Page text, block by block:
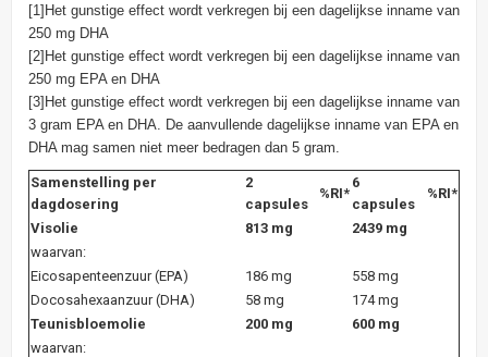
[1]Het gunstige effect wordt verkregen bij een dagelijkse inname van
250 mg DHA
[2]Het gunstige effect wordt verkregen bij een dagelijkse inname van
250 mg EPA en DHA
[3]Het gunstige effect wordt verkregen bij een dagelijkse inname van
3 gram EPA en DHA. De aanvullende dagelijkse inname van EPA en
DHA mag samen niet meer bedragen dan 5 gram.
Samenstelling per
dagdosering
2
capsules
%RI*
6
capsules
%RI*
Visolie 813 mg
2439 mg
waarvan:
Eicosapenteenzuur (EPA)
186 mg
558 mg
Docosahexaanzuur (DHA)
58 mg
174 mg
Teunisbloemolie
200 mg
600 mg
waarvan: